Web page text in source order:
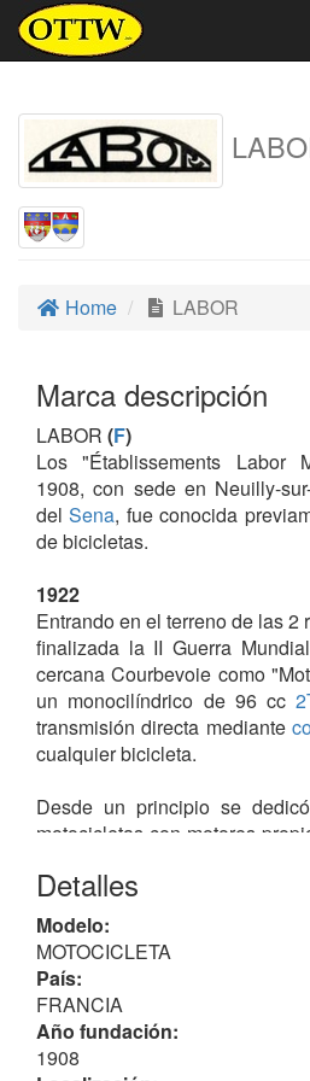
Home LABOR
Marca descripción
LABOR (F)
Los "Établissements Labor
1908, con sede en Neuilly-
delSena, fue conocida
de bicicletas.
1922
Entrando en el terreno de las 2
finalizada la II Guerra
cercana Courbevoie como
un monocilíndrico de 96 cc
transmisión directa mediante
cualquier bicicleta.
Desde un principio se
motocicletas con motores
AMC (Clermont-Ferrand)
1924
Fue absorbida por
producción, pero de
2Ty losBma
Ferrand).
Detalles
Modelo:
MOTOCICLETA
País:
FRANCIA
Año fundación:
1908